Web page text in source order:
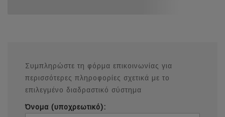
Συμπληρώστε τη φόρμα επικοινωνίας για
περισσότερες πληροφορίες σχετικά με το
επιλεγμένο διαδραστικό σύστημα
Όνομα (υποχρεωτικό):